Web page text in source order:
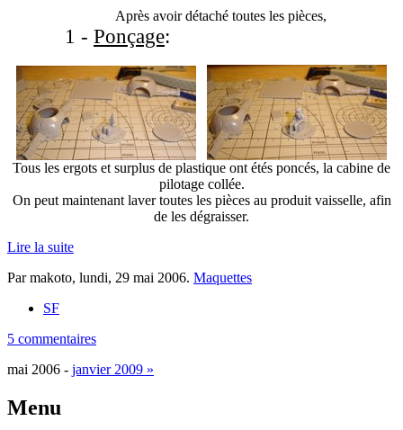
Après avoir détaché toutes les pièces,
1 - Ponçage:
Tous les ergots et surplus de plastique ont étés poncés, la cabine de
pilotage collée.
On peut maintenant laver toutes les pièces au produit vaisselle, afin
de les dégraisser.
Lire la suite
Par makoto, lundi, 29 mai 2006. Maquettes
SF
5 commentaires
mai 2006 - janvier 2009 »
Menu